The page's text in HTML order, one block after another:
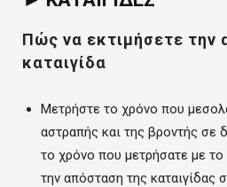
Πώς να εκτιμήσετε την
καταιγίδα
Μετρήστε το χρόνο που
αστραπής και της βροντής σε
το χρόνο που μετρήσατε με
την απόσταση της καταιγίδας